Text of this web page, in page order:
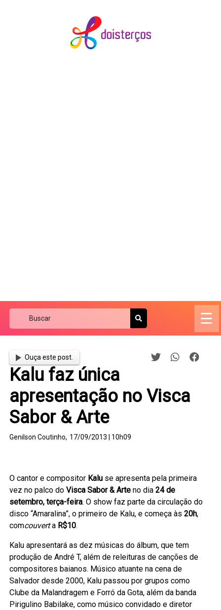
☰
Ouça este post.
Kalu faz única
apresentação no Visca
Sabor & Arte
Genilson Coutinho, 17/09/2013 | 10h09
O cantor e compositor Kalu se apresenta pela primeira
vez no palco doVisca Sabor & Arte no dia24 de
setembro, terça-feira. O show faz parte da circulação do
disco “Amaralina”, o primeiro de Kalu, e começa às20h,
comcouverta R$10.
Kalu apresentará as dez músicas do álbum, que tem
produção de André T, além de releituras de canções de
compositores baianos. Músico atuante na cena de
Salvador desde 2000, Kalu passou por grupos como
Clube da Malandragem e Forró da Gota, além da banda
Pirigulino Babilake, como músico convidado e diretor